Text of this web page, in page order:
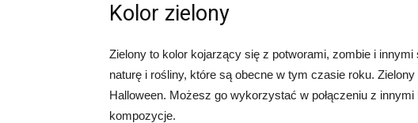
Kolor zielony
Zielony to kolor kojarzący się z potworami, zombie i
naturę i rośliny, które są obecne w tym czasie roku.
Halloween. Możesz go wykorzystać w połączeniu z
kompozycje.